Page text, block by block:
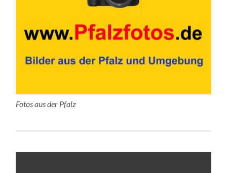
Fotos aus der Pfalz